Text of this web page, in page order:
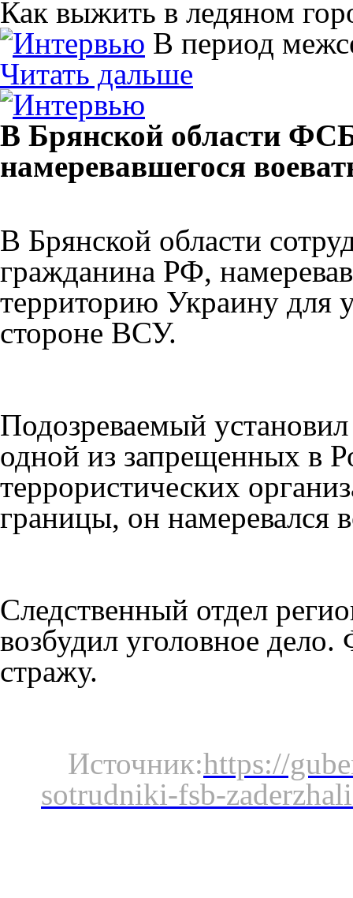
Как выжить в ледяном
В период
Читать дальше
В Брянской области
намеревавшегося
В Брянской области
гражданина РФ,
территорию Украину для
стороне ВСУ.
Подозреваемый
одной из запрещенных в
террористических
границы, он намеревался
Следственный отдел
возбудил уголовное
стражу.
Источник:https://
sotrudniki-fsb-